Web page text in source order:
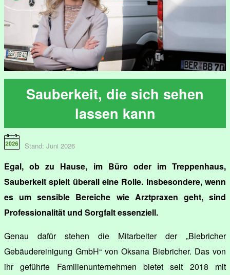
Sauberkeit, die sich sehen
lassen kann
Stand: Juni 2026
Egal, ob zu Hause, im Büro oder im Treppenhaus,
Sauberkeit spielt überall eine Rolle. Insbesondere, wenn
es um sensible Bereiche wie Arztpraxen geht, sind
Professionalität und Sorgfalt essenziell.
Genau dafür stehen die Mitarbeiter der „Biebricher
Gebäudereinigung GmbH“ von Oksana Biebricher. Das von
ihr geführte Familienunternehmen bietet seit 2018 mit